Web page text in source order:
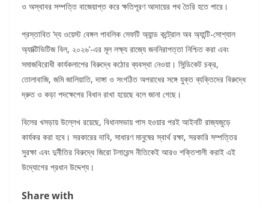
ও অস্থাবর সম্পত্তি বাজেয়াপ্ত করে ক্ষতিপূরণ আদায়ের পথ তৈরি হতে পারে।
প্রস্তাবিত ‘দ্য ওয়েস্ট বেঙ্গল পাবলিক সেফটি অ্যান্ড কন্ট্রোল অব অ্যান্টি-সোশ্যাল
অ্যাক্টিভিটিজ বিল, ২০২৬’-এর মূল লক্ষ্য রাজ্যে জননিরাপত্তা নিশ্চিত করা এবং
সমাজবিরোধী কার্যকলাপের বিরুদ্ধে কঠোর ব্যবস্থা নেওয়া। সিন্ডিকেট চক্র,
তোলাবাজি, জমি জালিয়াতি, দাঙ্গা ও সংগঠিত অপরাধের সঙ্গে যুক্ত ব্যক্তিদের বিরুদ্ধে
দ্রুত ও কড়া পদক্ষেপের বিধান রাখা হয়েছে বলে জানা গেছে।
বিলের খসড়ায় উল্লেখ রয়েছে, বিধানসভায় পাস হওয়ার পরই আইনটি রাজ্যজুড়ে
কার্যকর করা হবে। সরকারের দাবি, সাধারণ মানুষের স্বার্থ রক্ষা, সরকারি সম্পত্তির
সুরক্ষা এবং দুর্নীতির বিরুদ্ধে জিরো টলারেন্স নীতিকেই আরও শক্তিশালী করাই এই
উদ্যোগের প্রধান উদ্দেশ্য।
Share with